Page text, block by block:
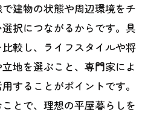
建物の状態や周辺環境をチ
択につながるからです。具
較し、ライフスタイルや将
地を選ぶこと、専門家によ
することがポイントです。
とで、理想の平屋暮らしを